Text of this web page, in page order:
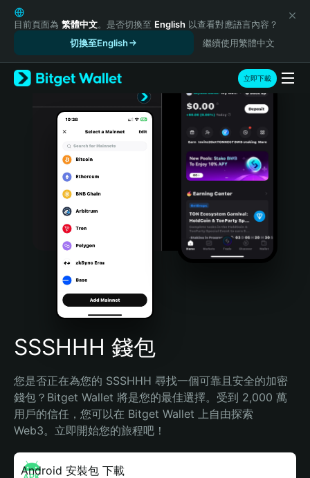
English
日本語
Русский
Español (Latinoamérica)
Türkçe
Português (Portugal)
Bahasa Indonesia
Português (Brasil)
Español (Argentina)
目前頁面為 繁體中文。是否切換至 English 以查看對應語言內容？
切換至English
繼續使用繁體中文
立即下載
SSSHHH 錢包
您是否正在為您的 SSSHHH 尋找一個可靠且安全的加密
錢包？Bitget Wallet 將是您的最佳選擇。受到 2,000 萬
用戶的信任，您可以在 Bitget Wallet 上自由探索
Web3。立即開始您的旅程吧！
Android 安裝包 下載